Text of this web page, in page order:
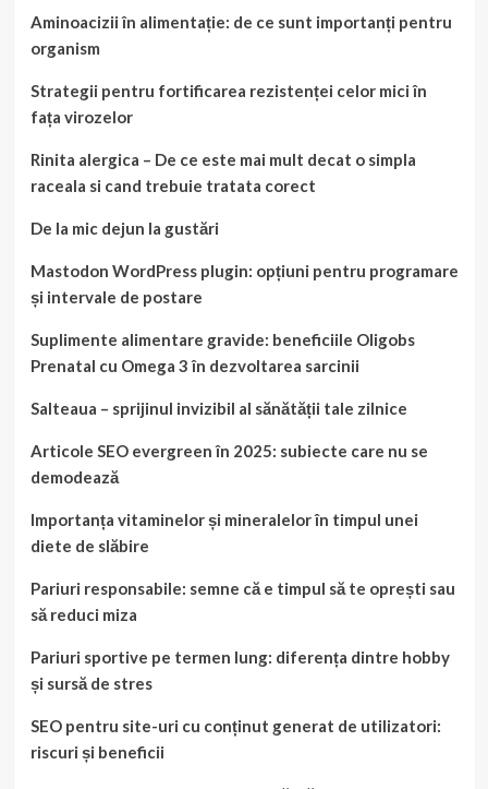
Aminoacizii în alimentație: de ce sunt importanți pentru
organism
Strategii pentru fortificarea rezistenței celor mici în
fața virozelor
Rinita alergica – De ce este mai mult decat o simpla
raceala si cand trebuie tratata corect
De la mic dejun la gustări
Mastodon WordPress plugin: opțiuni pentru programare
și intervale de postare
Suplimente alimentare gravide: beneficiile Oligobs
Prenatal cu Omega 3 în dezvoltarea sarcinii
Salteaua – sprijinul invizibil al sănătății tale zilnice
Articole SEO evergreen în 2025: subiecte care nu se
demodează
Importanța vitaminelor și mineralelor în timpul unei
diete de slăbire
Pariuri responsabile: semne că e timpul să te oprești sau
să reduci miza
Pariuri sportive pe termen lung: diferența dintre hobby
și sursă de stres
SEO pentru site-uri cu conținut generat de utilizatori:
riscuri și beneficii